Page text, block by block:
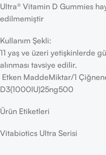
Ultra® Vitamin D Gummies
edilmemiştir
Kullanım Şekli:
11 yaş ve üzeri yetişkinlerde
alınması tavsiye edilir.
Etken MaddeMiktar/1
D3(1000IU)25ng500
Ürün Etiketleri
Vitabiotics Ultra Serisi